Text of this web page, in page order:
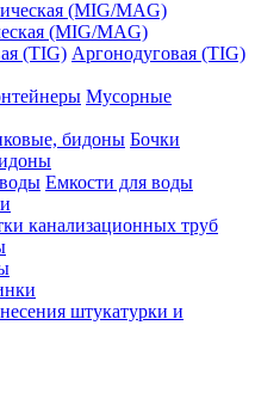
(MIG/MAG)
Аргонодуговая (TIG)
Мусорные
Бочки
Емкости для воды
канализационных труб
штукатурки и